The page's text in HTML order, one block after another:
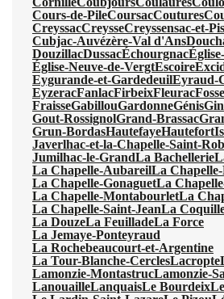
Cours-de-PileCoursacCoutures
CreyssacCreysseCreyssensac-et-
Cubjac-Auvézère-Val d'Ans
DouzillacDussacÉchourgnac
Église-Neuve-de-VergtEscoire
Eygurande-et-GardedeuilEyraud-
EyzeracFanlacFirbeixFleurac
FraisseGabillouGardonneGénis
Gout-RossignolGrand-Brassac
Grun-BordasHautefayeHautefort
Javerlhac-et-la-Chapelle-Saint-
Jumilhac-le-GrandLa Bachellerie
La Chapelle-AubareilLa
La Chapelle-GonaguetLa
La Chapelle-MontabourletLa
La Chapelle-Saint-JeanLa
La DouzeLa FeuilladeLa Force
La Jemaye-Ponteyraud
La Rochebeaucourt-et-Argentine
La Tour-Blanche-CerclesLacropte
Lamonzie-MontastrucLamonzie-
LanouailleLanquaisLe Bourdeix